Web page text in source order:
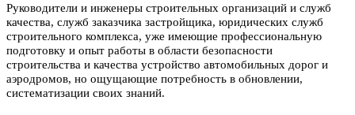
Руководители и инженеры строительных организаций и служб
качества, служб заказчика застройщика, юридических служб
строительного комплекса, уже имеющие профессиональную
подготовку и опыт работы в области безопасности
строительства и качества устройство автомобильных дорог и
аэродромов, но ощущающие потребность в обновлении,
систематизации своих знаний.